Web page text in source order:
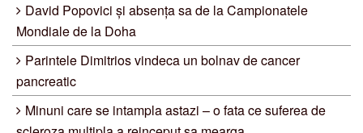
David Popovici și absența sa de la Campionatele
Mondiale de la Doha
Parintele Dimitrios vindeca un bolnav de cancer
pancreatic
Minuni care se intampla astazi – o fata ce suferea de